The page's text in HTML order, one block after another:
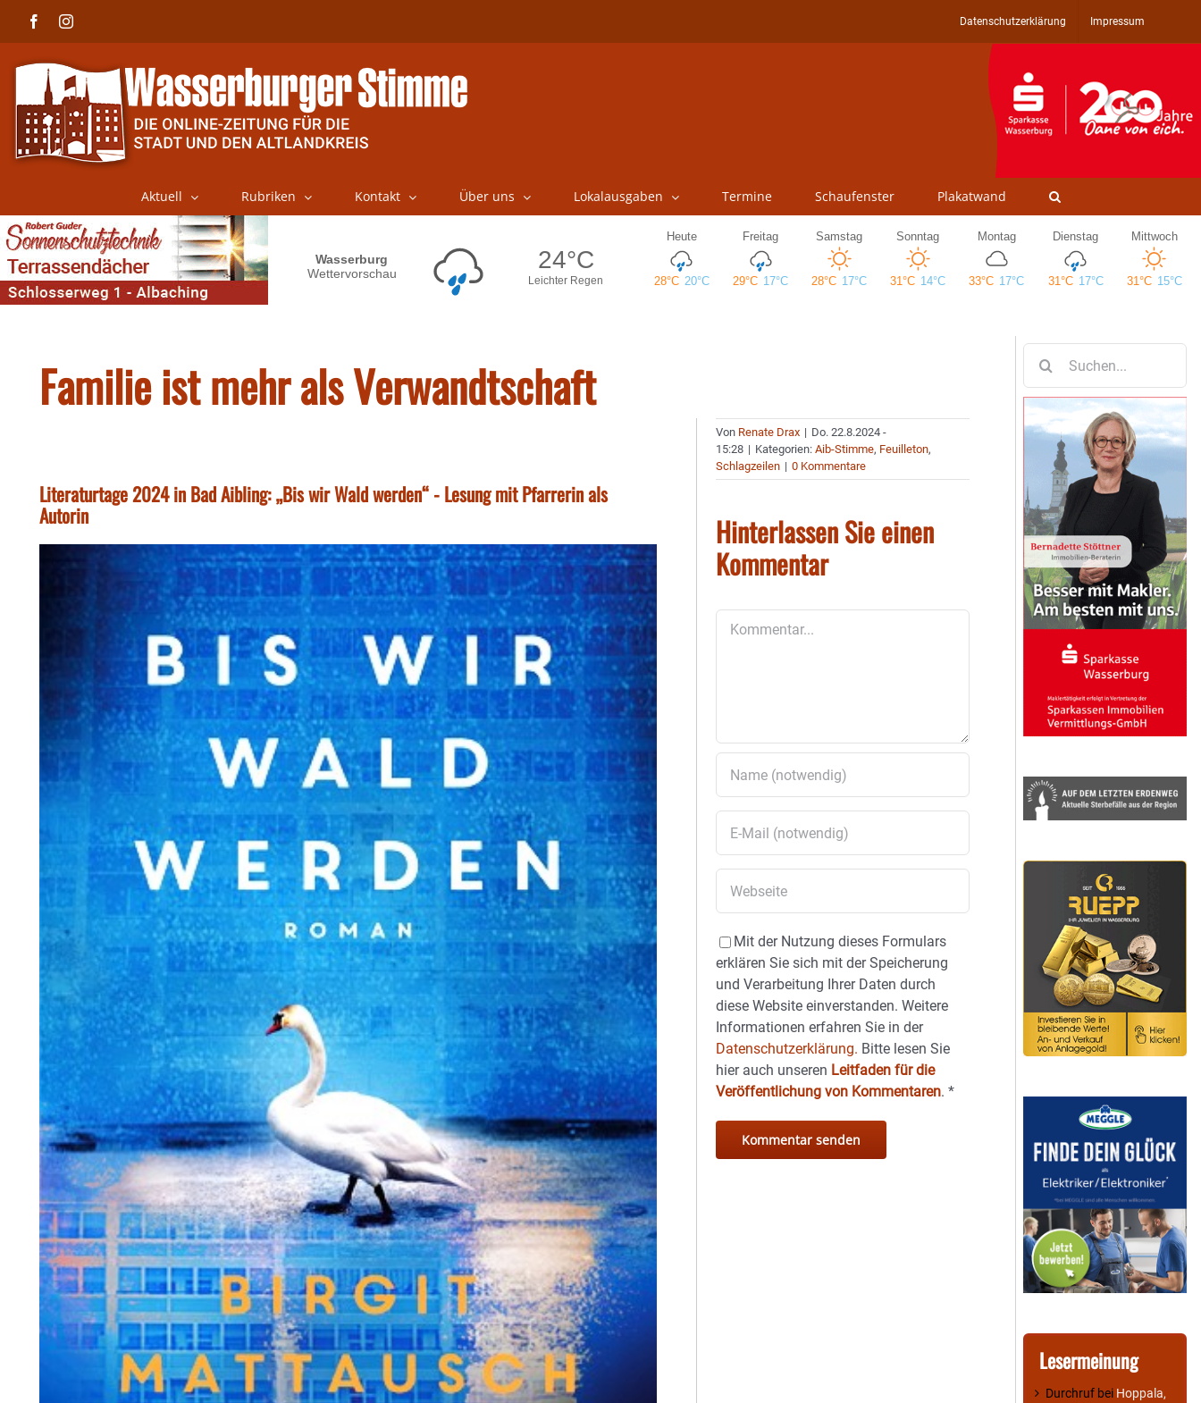
FacebookInstagram Datenschutzerklärung Impressum
Aktuell Rubriken Kontakt Über uns Lokalausgaben Termine Schaufenster Plakatwand
Familie ist mehr als Verwandtschaft
Literaturtage 2024 in Bad Aibling: „Bis wir Wald werden“ - Lesung mit Pfarrerin als
Autorin
Von Renate Drax | Do. 22.8.2024 -
15:28 | Kategorien:Aib-Stimme, Feuilleton,
Schlagzeilen | 0 Kommentare
Hinterlassen Sie einen
Kommentar
Mit der Nutzung dieses Formulars
erklären Sie sich mit der Speicherung
und Verarbeitung Ihrer Daten durch
diese Website einverstanden. Weitere
Informationen erfahren Sie in der
Datenschutzerklärung. Bitte lesen Sie
hier auch unseren Leitfaden für die
Veröffentlichung von Kommentaren.*
nach:
Lesermeinung
Durchruf bei Hoppala,